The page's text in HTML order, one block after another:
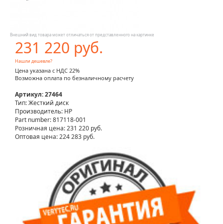
Внешний вид товара может отличаться от представленного на картинке
231 220 руб.
Нашли дешевле?
Цена указана с НДС 22%
Возможна оплата по безналичному расчету
Артикул: 27464
Тип: Жесткий диск
Производитель: HP
Part number: 817118-001
Розничная цена:231 220 руб.
Оптовая цена: 224 283 руб.